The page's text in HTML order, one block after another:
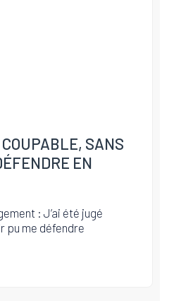
SANS
EN
: J’ai été jugé
pu me défendre